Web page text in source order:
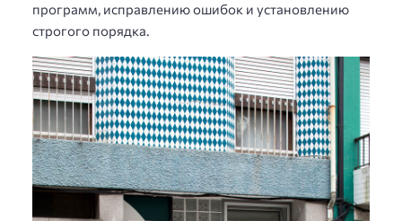
программ, исправлению ошибок и установлению
строгого порядка.